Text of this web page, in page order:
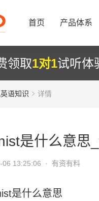
首页 产品体系
领取1对1试听体
语知识 详情
是什么意思
06 13:25:06 · 有资有料
是什么意思